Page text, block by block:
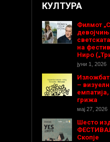
КУЛТУРА
Филмот
на
Ниро
јуни 1, 2026
–
грижа
мај 27, 2026
Шесто
Скопје